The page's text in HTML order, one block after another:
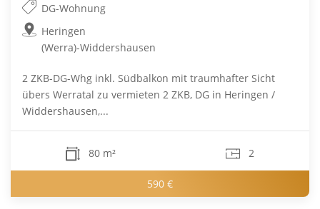
DG-Wohnung
Heringen
(Werra)-Widdershausen
2 ZKB-DG-Whg inkl. Südbalkon mit traumhafter Sicht
übers Werratal zu vermieten 2 ZKB, DG in Heringen /
Widdershausen,...
80 m² 2
590 €